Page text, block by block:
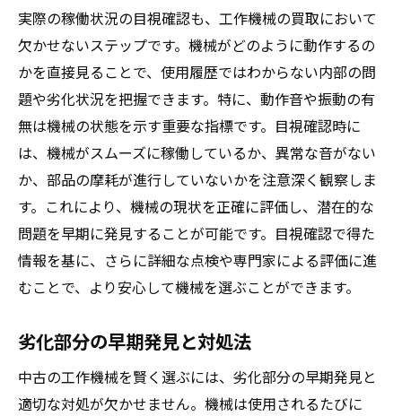
実際の稼働状況の目視確認も、工作機械の買取において
欠かせないステップです。機械がどのように動作するの
かを直接見ることで、使用履歴ではわからない内部の問
題や劣化状況を把握できます。特に、動作音や振動の有
無は機械の状態を示す重要な指標です。目視確認時に
は、機械がスムーズに稼働しているか、異常な音がない
か、部品の摩耗が進行していないかを注意深く観察しま
す。これにより、機械の現状を正確に評価し、潜在的な
問題を早期に発見することが可能です。目視確認で得た
情報を基に、さらに詳細な点検や専門家による評価に進
むことで、より安心して機械を選ぶことができます。
劣化部分の早期発見と対処法
中古の工作機械を賢く選ぶには、劣化部分の早期発見と
適切な対処が欠かせません。機械は使用されるたびに